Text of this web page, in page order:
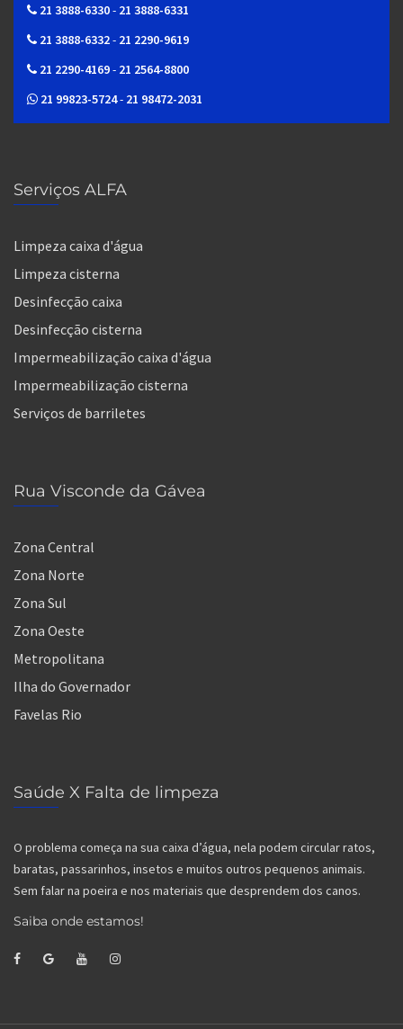
21 3888-6330- 21 3888-6331
21 3888-6332- 21 2290-9619
21 2290-4169- 21 2564-8800
21 99823-5724- 21 98472-2031
Serviços ALFA
Limpeza caixa d'água
Limpeza cisterna
Desinfecção caixa
Desinfecção cisterna
Impermeabilização caixa d'água
Impermeabilização cisterna
Serviços de barriletes
Rua Visconde da Gávea
Zona Central
Zona Norte
Zona Sul
Zona Oeste
Metropolitana
Ilha do Governador
Favelas Rio
Saúde X Falta de limpeza
O problema começa na sua caixa d’água, nela podem circular ratos,
baratas, passarinhos, insetos e muitos outros pequenos animais.
Sem falar na poeira e nos materiais que desprendem dos canos.
Saiba onde estamos!